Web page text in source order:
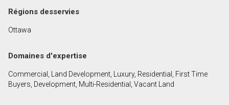
nous fournissez l'autorisation écrite de
Régions desservies
Ottawa
Domaines d'expertise
Commercial, Land Development, Luxury, Residential, First Time
Buyers, Development, Multi-Residential, Vacant Land